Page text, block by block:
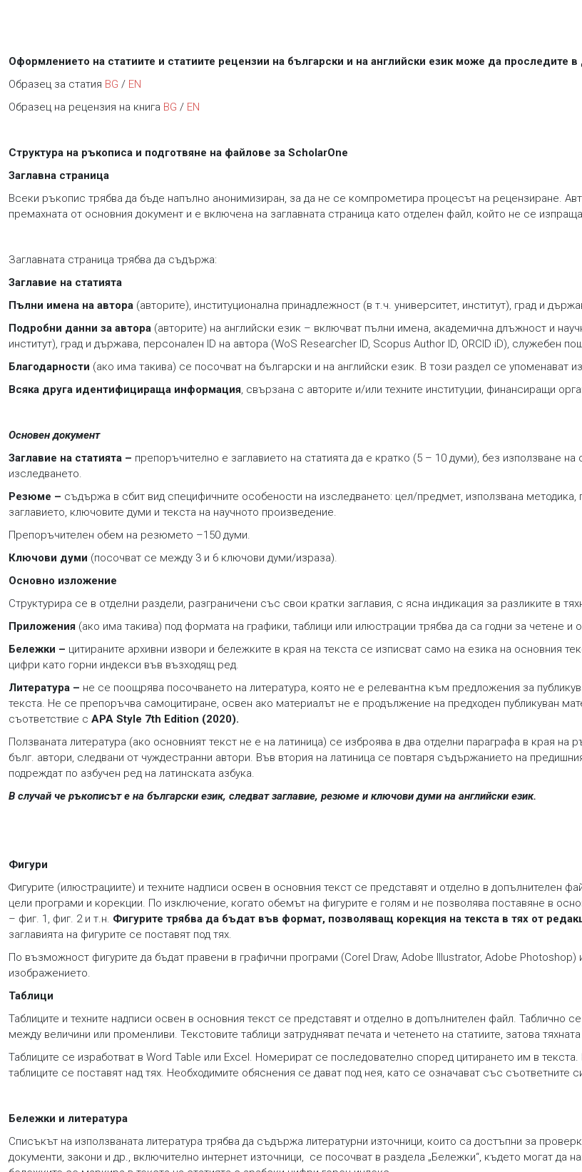
Оформлението на статиите и статиите рецензии на български и на английски език може да проследите
Образец за статия BG / EN
Образец на рецензия на книга BG / EN
Структура на ръкописа и подготвяне на файлове за ScholarOne
Заглавна страница
Всеки ръкопис трябва да бъде напълно анонимизиран, за да не се компрометира процесът на рецензиране.
премахната от основния документ и е включена на заглавната страница като отделен файл, който не се
Заглавната страница трябва да съдържа:
Заглавие на статията
Пълни имена на автора (авторите), институционална принадлежност (в т.ч. университет, институт), град и
Подробни данни за автора (авторите) на английски език – включват пълни имена, академична длъжност и
институт), град и държава, персонален ID на автора (WoS Researcher ID, Scopus Author ID, ORCID iD), служебен
Благодарности (ако има такива) се посочват на български и на английски език. В този раздел се упоменават
Всяка друга идентифицираща информация, свързана с авторите и/или техните институции, финансиращи
Основен документ
Заглавие на статията – препоръчително е заглавието на статията да е кратко (5 – 10 думи), без използване
изследването.
Резюме – съдържа в сбит вид специфичните особености на изследването: цел/предмет, използвана методика,
заглавието, ключовите думи и текста на научното произведение.
Препоръчителен обем на резюмето –150 думи.
Ключови думи (посочват се между 3 и 6 ключови думи/израза).
Основно изложение
Структурира се в отделни раздели, разграничени със свои кратки заглавия, с ясна индикация за разликите в
Приложения (ако има такива) под формата на графики, таблици или илюстрации трябва да са годни за четене
Бележки – цитираните архивни извори и бележките в края на текста се изписват само на езика на основния
цифри като горни индекси във възходящ ред.
Литература – не се поощрява посочването на литература, която не е релевантна към предложения за
текста. Не се препоръчва самоцитиране, освен ако материалът не е продължение на предходен публикуван
съответствие с APA Style 7th Edition (2020).
Ползваната литература (ако основният текст не е на латиница) се изброява в два отделни параграфа в края
бълг. автори, следвани от чуждестранни автори. Във втория на латиница се повтаря съдържанието на
подреждат по азбучен ред на латинската азбука.
В случай че ръкописът е на български език, следват заглавие, резюме и ключови думи на английски език.
Фигури
Фигурите (илюстрациите) и техните надписи освен в основния текст се представят и отделно в допълнителен
цели програми и корекции. По изключение, когато обемът на фигурите е голям и не позволява поставяне в
– фиг. 1, фиг. 2 и т.н. Фигурите трябва да бъдат във формат, позволяващ корекция на текста в тях от
заглавията на фигурите се поставят под тях.
По възможност фигурите да бъдат правени в графични програми (Corel Draw, Adobe Illustrator, Adobe Photoshop)
изображението.
Таблици
Таблиците и техните надписи освен в основния текст се представят и отделно в допълнителен файл. Таблично
между величини или променливи. Текстовите таблици затрудняват печата и четенето на статиите, затова
Таблиците се изработват в Word Table или Excel. Номерират се последователно според цитирането им в
таблиците се поставят над тях. Необходимите обяснения се дават под нея, като се означават със съответните
Бележки и литература
Списъкът на използваната литература трябва да съдържа литературни източници, които са достъпни за
документи, закони и др., включително интернет източници, се посочват в раздела „Бележки“, където могат да